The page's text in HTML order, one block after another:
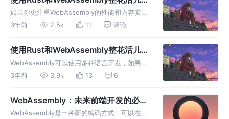
(二)——DOM和类型转换
如果你更注重WebAssembly的性能和内存安全
性，那么使用Rust整花活儿是个更好的选择～
Rust提供了较为丰富的类型，这对开发非常有
帮助！
3年前 2.5k 11 评论
使用Rust和WebAssembly整花活儿
(一)——快速开始
WebAssembly可以使用多种语言开发，如果你
更注重性能和内存安全性，那么使用Rust整花
3年前 3.9k 13 6
WebAssembly：未来前端开发的必备
技能
WebAssembly是一种新的编码方式，可以在现